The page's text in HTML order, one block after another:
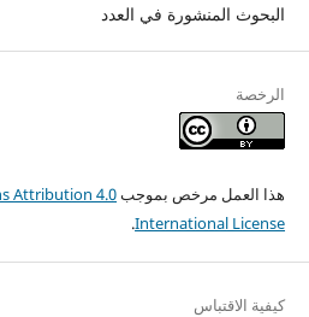
البحوث المنشورة في العدد
الرخصة
هذا العمل مرخص بموجبAttribution 4.0
International License
.
كيفية الاقتباس